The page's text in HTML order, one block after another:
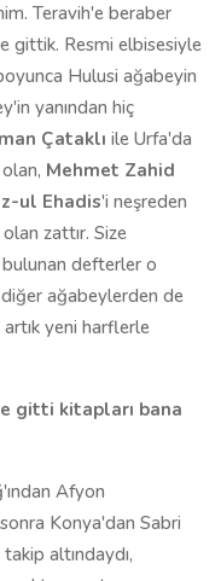
Teravih'e beraber
gittik. Resmi elbisesiyle
Hulusi ağabeyin
yanından hiç
Çataklı ile Urfa'da
Mehmet Zahid
ul Ehadis'i neşreden
zattır. Size
defterler o
ağabeylerden de
yeni harflerle
gitti kitapları bana
Afyon
Konya'dan Sabri
altındaydı,